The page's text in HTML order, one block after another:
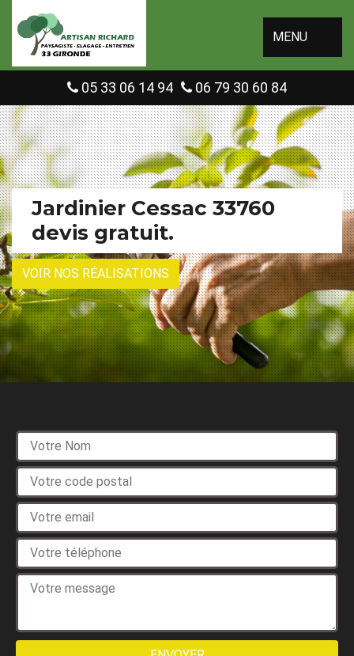
MENU
05 33 06 14 94 06 79 30 60 84
Jardinier Cessac 33760
devis gratuit.
VOIR NOS RÉALISATIONS